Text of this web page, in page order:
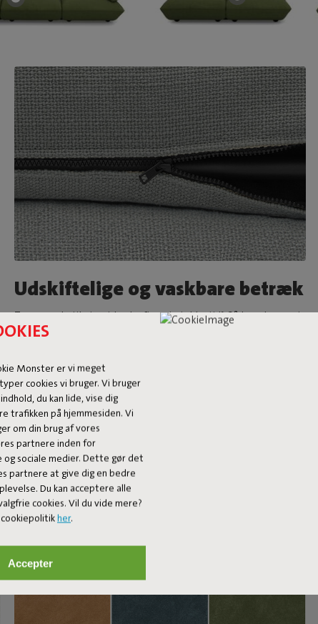
Monster er vi meget
cookies vi bruger. Vi bruger
du kan lide, vise dig
trafikken på hjemmesiden. Vi
om din brug af vores
partnere inden for
og sociale medier. Dette gør det
partnere at give dig en bedre
Du kan acceptere alle
cookies. Vil du vide mere?
her.
Accepter
Udskiftelige og vaskbare betræk
Trænger du til et nyt look efter et stykke tid? Så kan du nemt
skifte betrækkene på din Sumo Sofa til en anden farve eller
du til at spilde? Så henviser vi dig gerne til vores pleje- og
pletguide.